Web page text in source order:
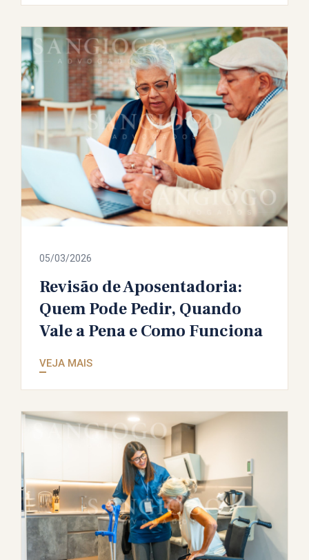
05/03/2026
Revisão de Aposentadoria:
Quem Pode Pedir, Quando
Vale a Pena e Como Funciona
VEJA MAIS